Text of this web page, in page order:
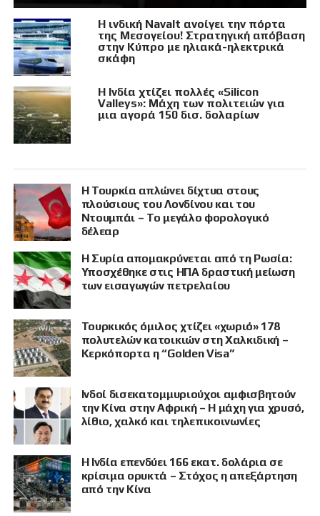
Η ινδική Navalt ανοίγει την πόρτα
της Μεσογείου! Στρατηγική απόβαση
στην Κύπρο με ηλιακά-ηλεκτρικά
σκάφη
Η Ινδία χτίζει πολλές «Silicon
Valleys»: Μάχη των πολιτειών για
μια αγορά 150 δισ. δολαρίων
Η Τουρκία απλώνει δίχτυα στους
πλούσιους του Λονδίνου και του
Ντουμπάι – Το μεγάλο φορολογικό
δέλεαρ
Η Συρία απομακρύνεται από τη Ρωσία:
Υποσχέθηκε στις ΗΠΑ δραστική μείωση
των εισαγωγών πετρελαίου
Τουρκικός όμιλος χτίζει «χωριό» 178
πολυτελών κατοικιών στη Χαλκιδική –
Κερκόπορτα η “Golden Visa”
Ινδοί δισεκατομμυριούχοι αμφισβητούν
την Κίνα στην Αφρική – Η μάχη για χρυσό,
λίθιο, χαλκό και τηλεπικοινωνίες
Η Ινδία επενδύει 166 εκατ. δολάρια σε
κρίσιμα ορυκτά – Στόχος η απεξάρτηση
από την Κίνα